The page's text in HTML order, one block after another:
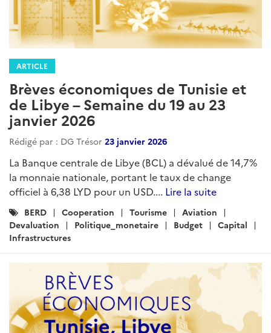
ARTICLE
Brèves économiques de Tunisie et
de Libye – Semaine du 19 au 23
janvier 2026
Rédigé par : DG Trésor 23 janvier 2026
La Banque centrale de Libye (BCL) a dévalué de 14,7%
la monnaie nationale, portant le taux de change
officiel à 6,38 LYD pour un USD.... Lire la suite
Catégories
:
BERD Cooperation Tourisme
Aviation
Devaluation
Politique_monetaire Budget
Capital
Infrastructures